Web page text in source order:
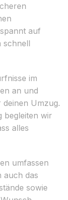
auf
schnell
im
an und
Umzug.
begleiten wir
alles
umfassen
auch das
sowie